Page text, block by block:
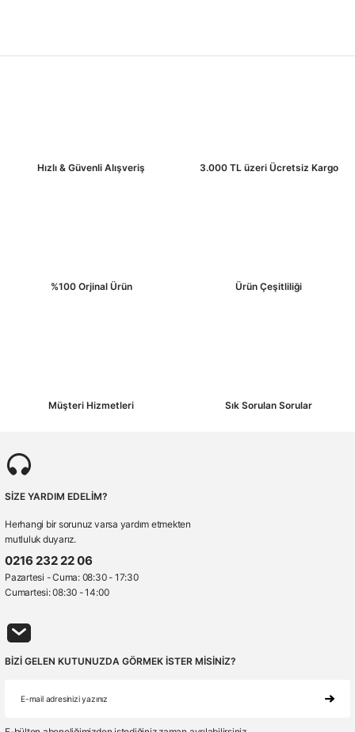
Hızlı & Güvenli Alışveriş 3.000 TL üzeri Ücretsiz Kargo
%100 Orjinal Ürün Ürün Çeşitliliği
Müşteri Hizmetleri Sık Sorulan Sorular
SİZE YARDIM EDELİM?
Herhangi bir sorunuz varsa yardım etmekten
mutluluk duyarız.
0216 232 22 06
Pazartesi - Cuma: 08:30 - 17:30
Cumartesi: 08:30 - 14:00
BİZİ GELEN KUTUNUZDA GÖRMEK İSTER MİSİNİZ?